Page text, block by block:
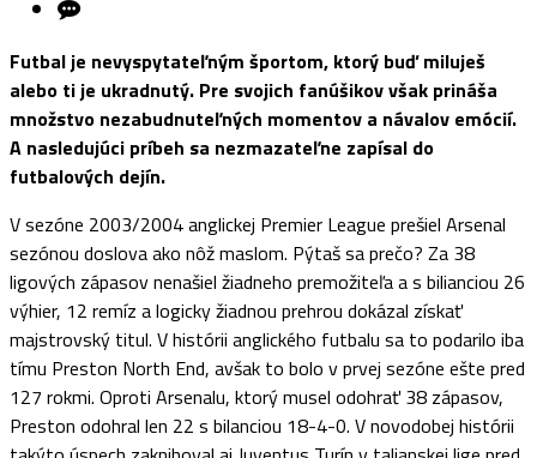
Futbal je nevyspytateľným športom, ktorý buď miluješ
alebo ti je ukradnutý. Pre svojich fanúšikov však prináša
množstvo nezabudnuteľných momentov a návalov emócií.
A nasledujúci príbeh sa nezmazateľne zapísal do
futbalových dejín.
V sezóne 2003/2004 anglickej Premier League prešiel Arsenal
sezónou doslova ako nôž maslom. Pýtaš sa prečo? Za 38
ligových zápasov nenašiel žiadneho premožiteľa a s bilianciou 26
výhier, 12 remíz a logicky žiadnou prehrou dokázal získať
majstrovský titul. V histórii anglického futbalu sa to podarilo iba
tímu Preston North End, avšak to bolo v prvej sezóne ešte pred
127 rokmi. Oproti Arsenalu, ktorý musel odohrať 38 zápasov,
Preston odohral len 22 s bilanciou 18-4-0. V novodobej histórii